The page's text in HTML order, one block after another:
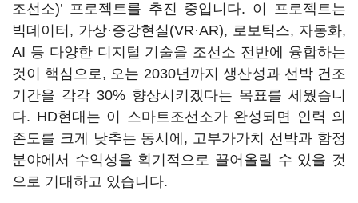
조선소)’ 프로젝트를 추진 중입니다. 이 프로젝트는
빅데이터, 가상·증강현실(VR·AR), 로보틱스, 자동화,
AI 등 다양한 디지털 기술을 조선소 전반에 융합하는
것이 핵심으로, 오는 2030년까지 생산성과 선박 건조
기간을 각각 30% 향상시키겠다는 목표를 세웠습니
다. HD현대는 이 스마트조선소가 완성되면 인력 의
존도를 크게 낮추는 동시에, 고부가가치 선박과 함정
분야에서 수익성을 획기적으로 끌어올릴 수 있을 것
으로 기대하고 있습니다.